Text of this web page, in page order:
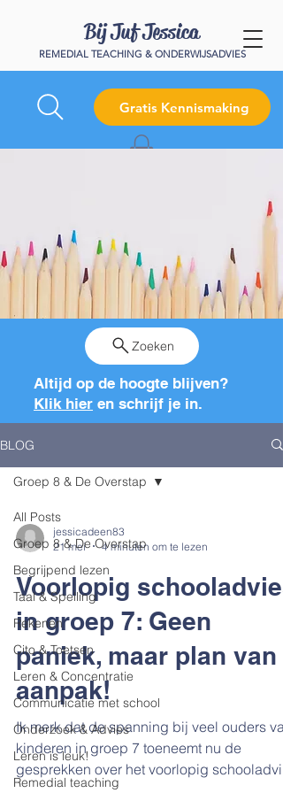
Bij Juf Jessica
REMEDIAL TEACHING & ONDERWIJSADVIES
Gratis Kennismaking
Zoeken
Altijd op de hoogte blijven?
Klik hier en schrijf je in.
BLOG
All Posts
Groep 8 & De Overstap
Begrijpend lezen
Taal & Spelling
Rekenen
Cito & Toetsen
Leren & Concentratie
Communicatie met school
Onderzoek & Advies
Leren is leuk!
Remedial teaching
Groep 8 & De Overstap
jessicadeen83
21 mei
4 minuten om te lezen
Voorlopig schooladvies
in groep 7: Geen
paniek, maar plan van
aanpak!
Ik merk dat de spanning bij veel ouders van
kinderen in groep 7 toeneemt nu de
gesprekken over het voorlopig